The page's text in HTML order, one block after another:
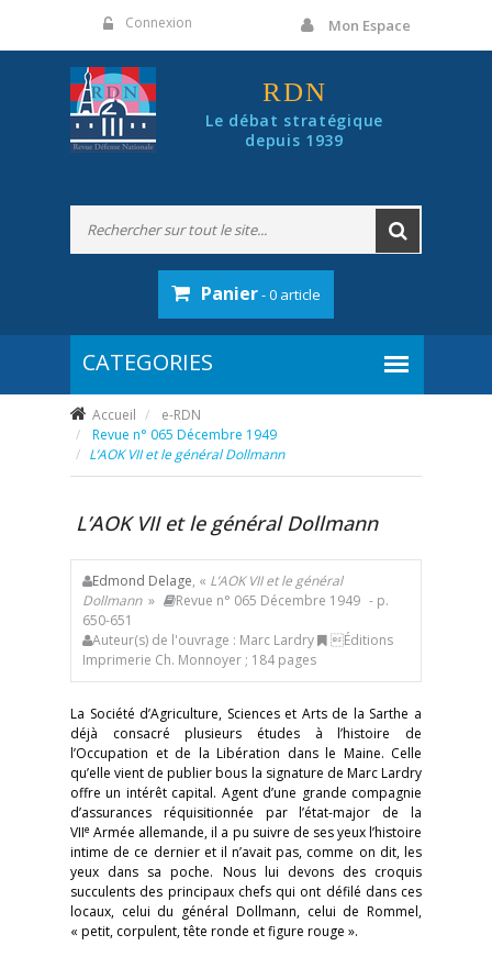
Connexion Mon Espace
RDN
Le débat stratégique
depuis 1939
Panier- 0 article
Accueil
e-RDN
Revue n° 065 Décembre 1949
L’AOK VII et le général Dollmann
L’AOK VII et le général Dollmann
Edmond Delage, « L’AOK VII et le général
Dollmann» Revue n° 065 Décembre 1949 - p.
650-651
Auteur(s) de l'ouvrage : Marc Lardry
Éditions
Imprimerie Ch. Monnoyer ; 184 pages
La Société d’Agriculture, Sciences et Arts de la Sarthe a
déjà consacré plusieurs études à l’histoire de
l’Occupation et de la Libération dans le Maine. Celle
qu’elle vient de publier bous la signature de Marc Lardry
offre un intérêt capital. Agent d’une grande compagnie
d’assurances réquisitionnée par l’état-major de la
VIIe Armée allemande, il a pu suivre de ses yeux l’histoire
intime de ce dernier et il n’avait pas, comme on dit, les
yeux dans sa poche. Nous lui devons des croquis
succulents des principaux chefs qui ont défilé dans ces
locaux, celui du général Dollmann, celui de Rommel,
« petit, corpulent, tête ronde et figure rouge ».